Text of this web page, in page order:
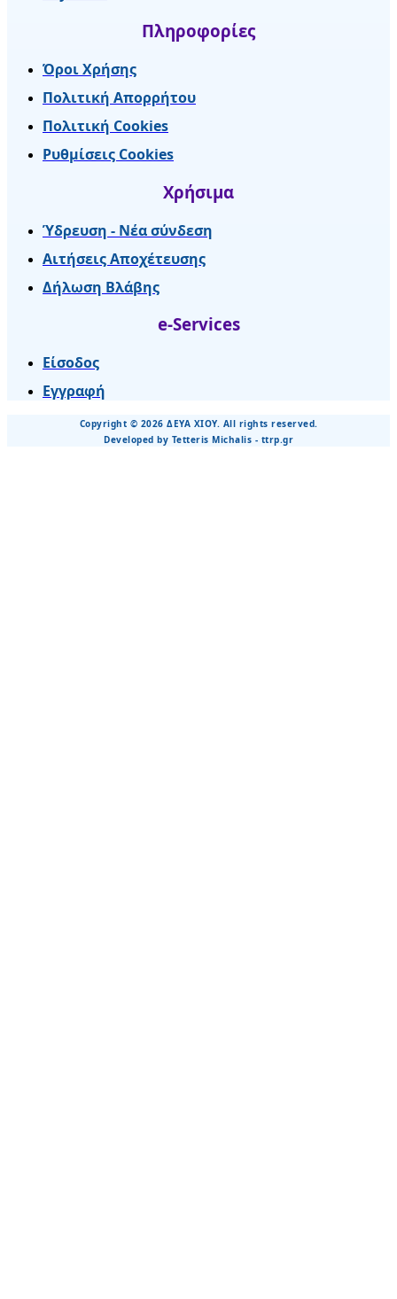
Πληροφορίες
Όροι Χρήσης
Πολιτική Απορρήτου
Πολιτική Cookies
Ρυθμίσεις Cookies
Χρήσιμα
Ύδρευση - Νέα σύνδεση
Αιτήσεις Αποχέτευσης
Δήλωση Βλάβης
e-Services
Είσοδος
Εγγραφή
Copyright © 2026 ΔΕΥΑ ΧΙΟΥ. All rights reserved.
Developed by Tetteris Michalis - ttrp.gr